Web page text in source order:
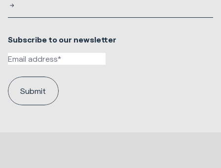
Subscribe to our newsletter